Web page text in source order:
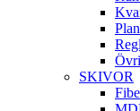
SKIVOR